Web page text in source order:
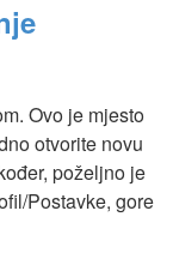
Ovo je mjesto
otvorite novu
poželjno je
Postavke, gore